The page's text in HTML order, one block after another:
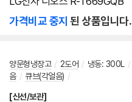
가격비교 중지 된 상품입니다.
양문형냉장고 / 2도어 / 냉동: 300L /
음 / 큐브(각얼음) /
[신선/보관]